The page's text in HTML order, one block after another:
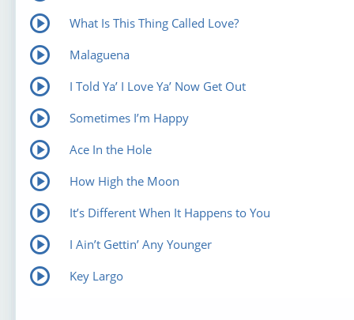
What Is This Thing Called Love?
Malaguena
I Told Ya’ I Love Ya’ Now Get Out
Sometimes I’m Happy
Ace In the Hole
How High the Moon
It’s Different When It Happens to You
I Ain’t Gettin’ Any Younger
Key Largo